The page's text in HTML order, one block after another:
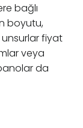
bağlı
boyutu,
unsurlar fiyat
veya
da